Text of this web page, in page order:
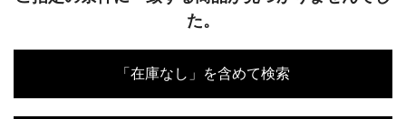
た。
「在庫なし」を含めて検索